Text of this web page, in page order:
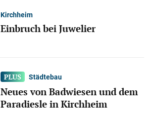
Kirchheim
Einbruch bei Juwelier
Städtebau
Neues von Badwiesen und dem
Paradiesle in Kirchheim